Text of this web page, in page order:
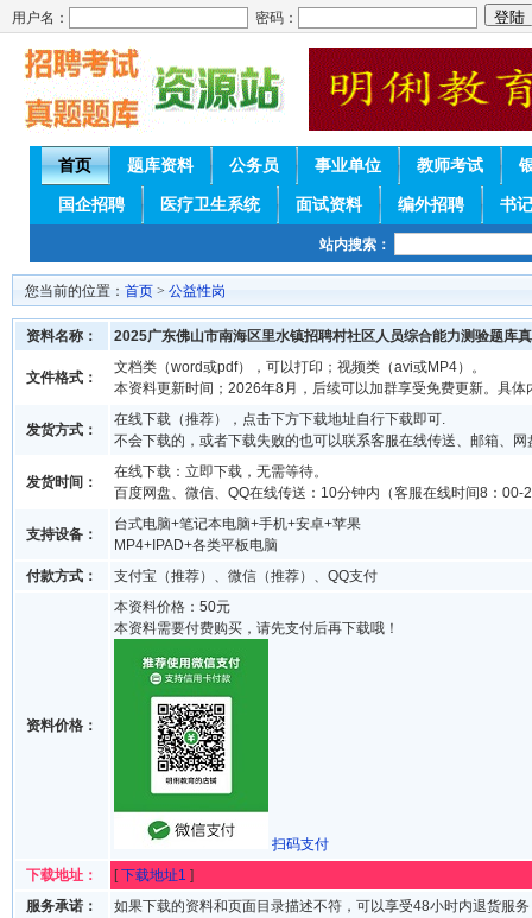
用户名： 密码：
首页 题库资料 公务员 事业单位 教师考试
国企招聘 医疗卫生系统 面试资料 编外招聘 书
站内搜索：
您当前的位置： 首页 > 公益性岗
资料名称： 2025广东佛山市南海区里水镇招聘村社区人员综合能力测验题库
文件格式：
文档类（word或pdf），可以打印；视频类（avi或MP4）。
本资料更新时间；2026年8月，后续可以加群享受免费更新。具体
发货方式：
在线下载（推荐），点击下方下载地址自行下载即可.
不会下载的，或者下载失败的也可以联系客服在线传送、邮箱、网
发货时间：
在线下载：立即下载，无需等待。
百度网盘、微信、QQ在线传送：10分钟内（客服在线时间8：00-
支持设备：
台式电脑+笔记本电脑+手机+安卓+苹果
MP4+IPAD+各类平板电脑
付款方式：
支付宝（推荐）、微信（推荐）、QQ支付
资料价格：
本资料价格：50元
本资料需要付费购买，请先支付后再下载哦！
扫码支付
下载地址：
[下载地址1 ]
服务承诺：
如果下载的资料和页面目录描述不符，可以享受48小时内退货服务